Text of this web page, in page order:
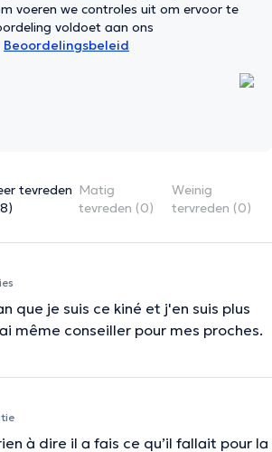
voeren we controles uit om ervoor te
voldoet aan ons
Beoordelingsbeleid
tevreden Matig
tevreden (0)
Weinig
tervreden (0)
que je suis ce kiné et j'en suis plus
même conseiller pour mes proches.
à dire il a fais ce qu’il fallait pour la